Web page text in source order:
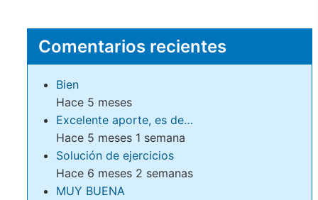
Comentarios recientes
Bien
Hace 5 meses
Excelente aporte, es de…
Hace 5 meses 1 semana
Solución de ejercicios
Hace 6 meses 2 semanas
MUY BUENA